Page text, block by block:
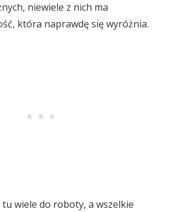
niewiele z nich ma
która naprawdę się wyróżnia.
tu wiele do roboty, a wszelkie